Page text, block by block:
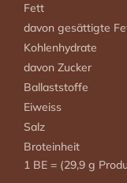
Fett
davon gesättigte
Kohlenhydrate
davon Zucker
Ballaststoffe
Eiweiss
Salz
Broteinheit
1 BE = (29,9 g